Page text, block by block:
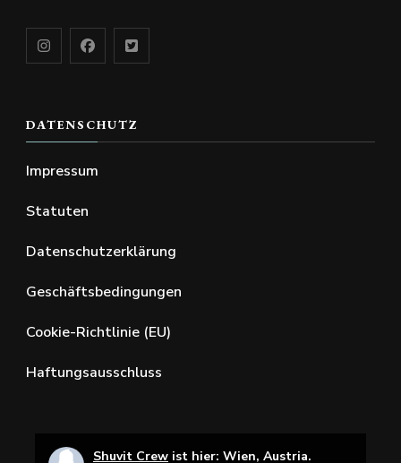
DATENSCHUTZ
Impressum
Statuten
Datenschutzerklärung
Geschäftsbedingungen
Cookie-Richtlinie (EU)
Haftungsausschluss
Shuvit Crew ist hier: Wien, Austria.